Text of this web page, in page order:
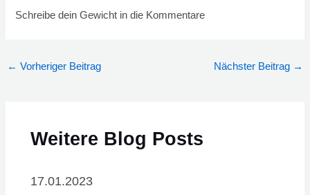
Schreibe dein Gewicht in die Kommentare
Beitragsnavigation
← Vorheriger Beitrag Nächster Beitrag →
Weitere Blog Posts
17.01.2023